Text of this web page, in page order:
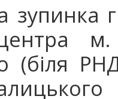
(біля